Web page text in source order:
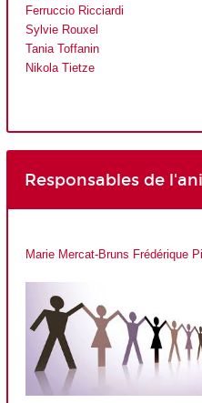
Ferruccio Ricciardi
Sylvie Rouxel
Tania Toffanin
Nikola Tietze
Responsables de
Marie Mercat-Bruns Frédérique